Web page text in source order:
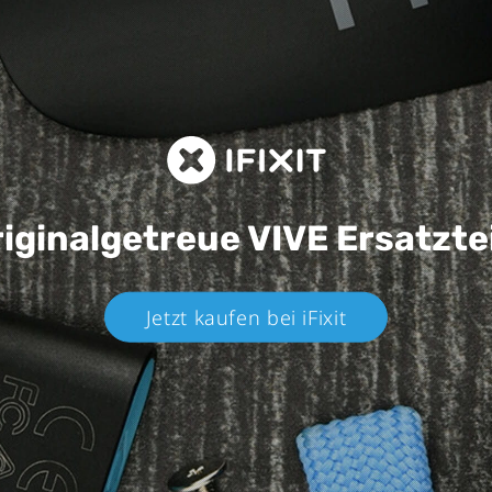
VIVE
Jetzt kaufen bei iFixit​